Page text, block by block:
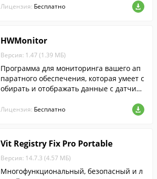
Лицензия: Бесплатно
HWMonitor
Версия: 1.47 (1.39 МБ)
Программа для мониторинга вашего ап
паратного обеспечения, которая умеет с
обирать и отображать данные с датчико
вентиляторов.
Лицензия: Бесплатно
Vit Registry Fix Pro Portable
Версия: 14.7.3 (4.57 МБ)
Многофункциональный, безопасный и л